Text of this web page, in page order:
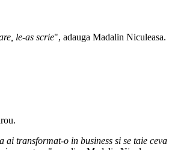
le-as scrie", adauga Madalin Niculeasa.
transformat-o in business si se taie ceva